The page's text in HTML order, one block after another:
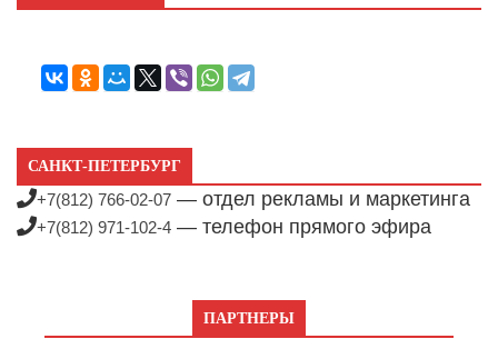
САНКТ-ПЕТЕРБУРГ
+7(812) 766-02-07 — отдел рекламы и маркетинга
+7(812) 971-102-4 — телефон прямого эфира
ПАРТНЕРЫ